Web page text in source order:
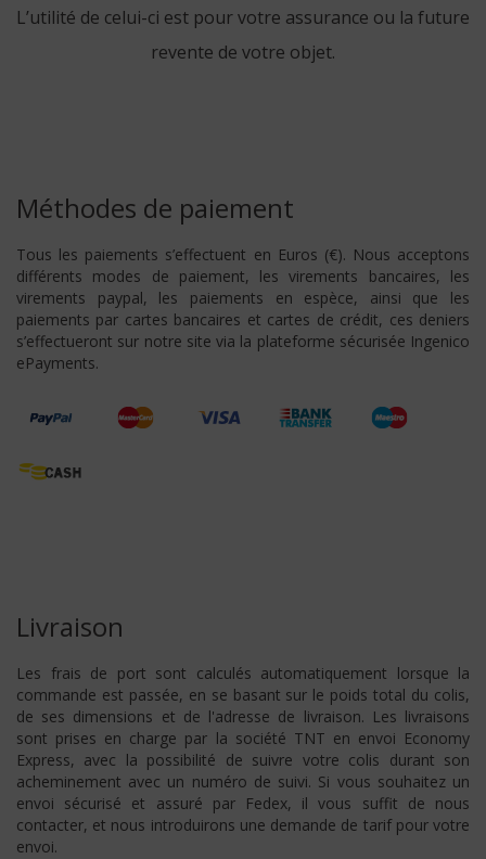
L’utilité de celui-ci est pour votre assurance ou la future
revente de votre objet.
Méthodes de paiement
Tous les paiements s’effectuent en Euros (€). Nous acceptons
différents modes de paiement, les virements bancaires, les
virements paypal, les paiements en espèce, ainsi que les
paiements par cartes bancaires et cartes de crédit, ces deniers
s’effectueront sur notre site via la plateforme sécurisée Ingenico
ePayments.
Livraison
Les frais de port sont calculés automatiquement lorsque la
commande est passée, en se basant sur le poids total du colis,
de ses dimensions et de l'adresse de livraison. Les livraisons
sont prises en charge par la société TNT en envoi Economy
Express, avec la possibilité de suivre votre colis durant son
acheminement avec un numéro de suivi. Si vous souhaitez un
envoi sécurisé et assuré par Fedex, il vous suffit de nous
contacter, et nous introduirons une demande de tarif pour votre
envoi.